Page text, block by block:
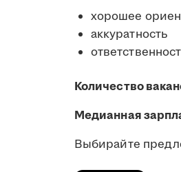
хорошее
аккуратность
Количество
Медианная
Выбирайте